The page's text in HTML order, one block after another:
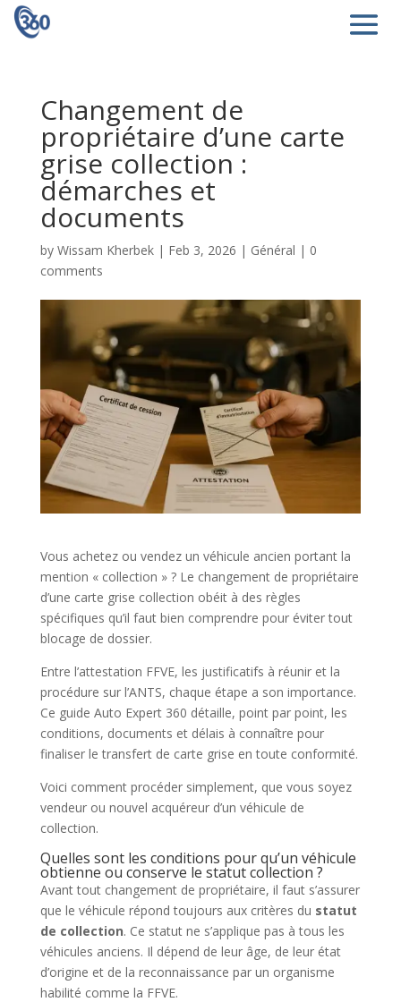
Changement de
propriétaire d’une carte
grise collection :
démarches et
documents
by Wissam Kherbek| Feb 3, 2026 | Général | 0
comments
Vous achetez ou vendez un véhicule ancien portant la
mention « collection » ? Le changement de propriétaire
d’une carte grise collection obéit à des règles
spécifiques qu’il faut bien comprendre pour éviter tout
blocage de dossier.
Entre l’attestation FFVE, les justificatifs à réunir et la
procédure sur l’ANTS, chaque étape a son importance.
Ce guide Auto Expert 360 détaille, point par point, les
conditions, documents et délais à connaître pour
finaliser le transfert de carte grise en toute conformité.
Voici comment procéder simplement, que vous soyez
vendeur ou nouvel acquéreur d’un véhicule de
collection.
Quelles sont les conditions pour qu’un véhicule
obtienne ou conserve le statut collection ?
Avant tout changement de propriétaire, il faut s’assurer
que le véhicule répond toujours aux critères du statut
de collection. Ce statut ne s’applique pas à tous les
véhicules anciens. Il dépend de leur âge, de leur état
d’origine et de la reconnaissance par un organisme
habilité comme la FFVE.